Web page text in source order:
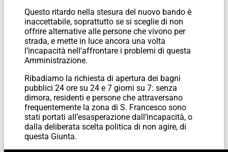
Questo ritardo nella stesura del nuovo bando è
inaccettabile, soprattutto se si sceglie di non
offrire alternative alle persone che vivono per
strada, e mette in luce ancora una volta
l’incapacità nell’affrontare i problemi di questa
Amministrazione.
Ribadiamo la richiesta di apertura dei bagni
pubblici 24 ore su 24 e 7 giorni su 7: senza
dimora, residenti e persone che attraversano
frequentemente la zona di S. Francesco sono
stati portati all’esasperazione dall’incapacità, o
dalla deliberata scelta politica di non agire, di
questa Giunta.